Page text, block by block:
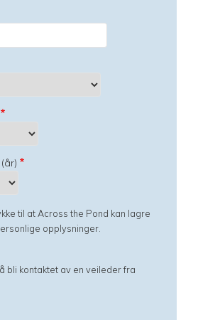
til at Across the Pond kan lagre
opplysninger.
bli kontaktet av en veileder fra